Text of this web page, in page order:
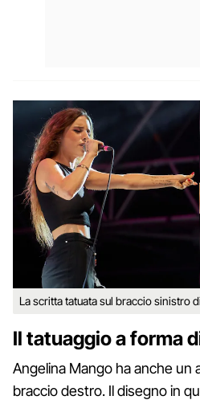
La scritta tatuata sul braccio sinistro
Il tatuaggio a forma
Angelina Mango ha anche un
braccio destro. Il disegno in